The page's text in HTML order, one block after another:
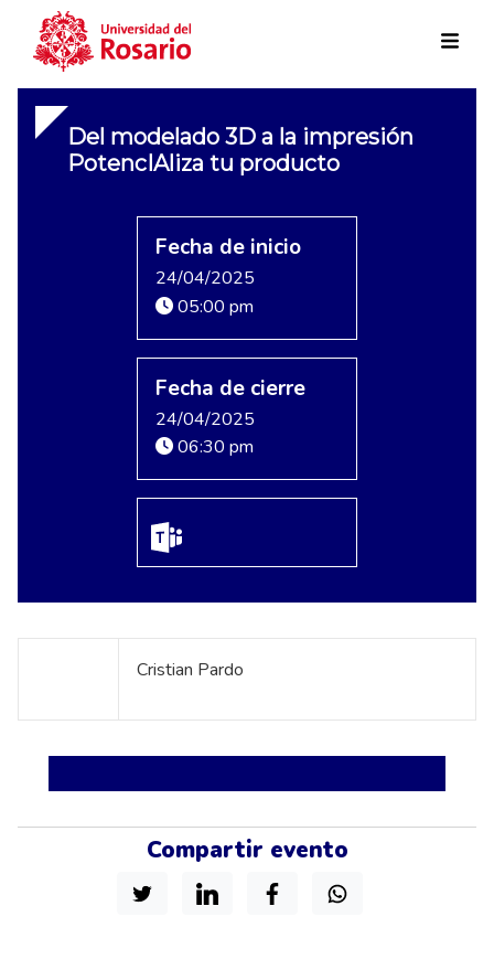
Skip to main content
Compartir evento
Del modelado 3D a la impresión
PotencIAliza tu producto
Fecha de inicio
24/04/2025
05:00 pm
Fecha de cierre
24/04/2025
06:30 pm
Cristian Pardo